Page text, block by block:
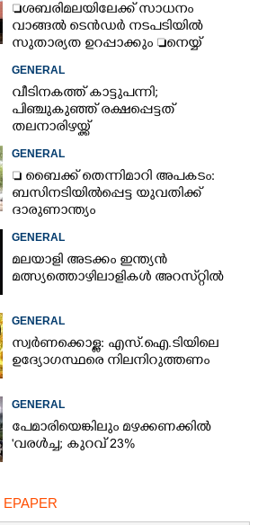
ശബരിമലയിലേക്ക് സാധനം
വാങ്ങൽ ടെൻ‌ഡർ നടപടിയിൽ
സുതാര്യത ഉറപ്പാക്കും നെയ്യ്
GENERAL
വീടിനകത്ത് കാട്ടുപന്നി;
പിഞ്ചുകുഞ്ഞ് രക്ഷപ്പെട്ടത്
തലനാരിഴയ്ക്ക്
GENERAL
 ബൈക്ക് തെന്നിമാറി അപകടം:
ബസിനടിയിൽപ്പെട്ട യുവതിക്ക്
ദാരുണാന്ത്യം
GENERAL
മലയാളി അടക്കം ഇന്ത്യൻ
മത്സ്യത്തൊഴിലാളികൾ അറസ്‌റ്റിൽ
GENERAL
സ്വർണക്കൊള്ള: എസ്.ഐ.ടിയിലെ
ഉദ്യോഗസ്ഥരെ നിലനിറുത്തണം
GENERAL
പേമാരിയെങ്കിലും മഴക്കണക്കിൽ
'വരൾച്ച; കുറവ് 23%
EPAPER